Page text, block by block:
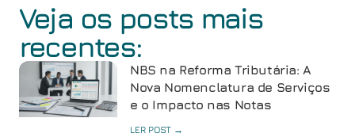
Veja os posts mais
recentes:
NBS na Reforma Tributária: A
Nova Nomenclatura de Serviços
e o Impacto nas Notas
LER POST →